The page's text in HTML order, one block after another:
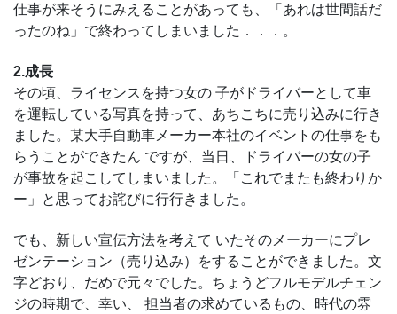
仕事が来そうにみえることがあっても、「あれは世間話だ
ったのね」で終わってしまいました．．．。
2.成長
その頃、ライセンスを持つ女の 子がドライバーとして車
を運転している写真を持って、あちこちに売り込みに行き
ました。某大手自動車メーカー本社のイベントの仕事をも
らうことができたん ですが、当日、ドライバーの女の子
が事故を起こしてしまいました。「これでまたも終わりか
ー」と思ってお詫びに行行きました。
でも、新しい宣伝方法を考えて いたそのメーカーにプレ
ゼンテーション（売り込み）をすることができました。文
字どおり、だめで元々でした。ちょうどフルモデルチェン
ジの時期で、幸い、 担当者の求めているもの、時代の雰